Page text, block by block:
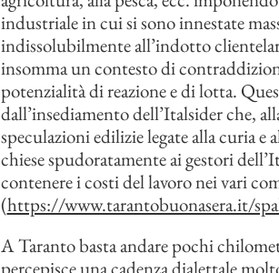
industriale in cui si sono innestate
indissolubilmente all’indotto
insomma un contesto di
potenzialità di reazione e di lotta.
dall’insediamento dell’Italsider che,
speculazioni edilizie legate alla curia
chiese spudoratamente ai gestori
contenere i costi del lavoro nei vari
(https://www.tarantobuonasera.it/
A Taranto basta andare pochi
percepisce una cadenza dialettale